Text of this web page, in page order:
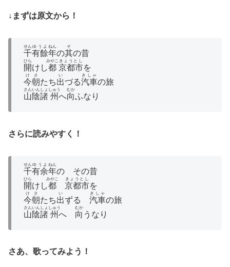
↓まずは原文から！
千
せん
有餘
ゆうよ
年
ねん
の其
そ
の昔
開
ひら
けし都
みやこ
京都市
きょうとし
を
今朝
けさ
たち出
い
づる汽車
きしゃ
の旅
山陰
さんいん
諸
しょ
州
しゅう
へ向
むか
ふなり
さらに読みやすく！
千
せん
有余
ゆうよ
年
ねん
の その昔
開
ひら
けし都
みやこ
京都市
きょうとし
を
今朝
けさ
たち出
い
ずる 汽車
きしゃ
の旅
山陰
さんいん
諸
しょ
州
しゅう
へ 向
むか
うなり
さあ、歌ってみよう！